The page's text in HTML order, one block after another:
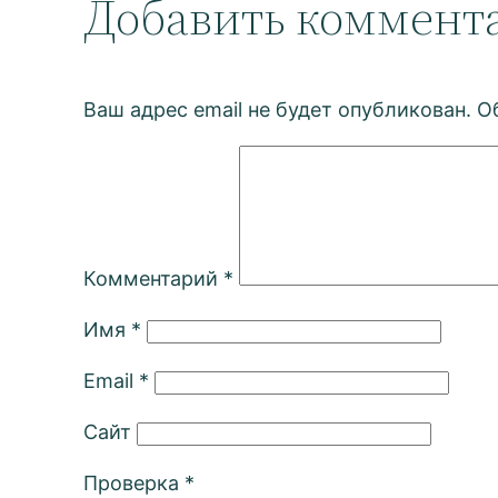
Добавить
Ваш адрес email не будет опубликован.
Комментарий *
Имя *
Email *
Сайт
Проверка *